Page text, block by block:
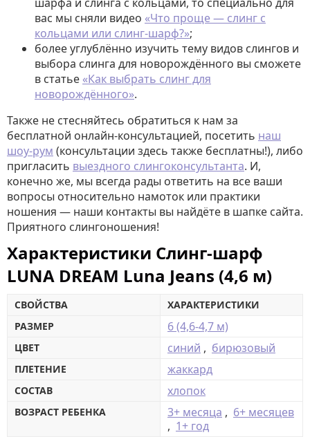
вас мы сняли видео «Что проще — слинг с
кольцами или слинг-шарф?»;
более углублённо изучить тему видов слингов и
выбора слинга для новорождённого вы сможете
в статье «Как выбрать слинг для
новорождённого».
Также не стесняйтесь обратиться к нам за
бесплатной онлайн-консультацией, посетить наш
шоу-рум (консультации здесь также бесплатны!), либо
пригласить выездного слингоконсультанта. И,
конечно же, мы всегда рады ответить на все ваши
вопросы относительно намоток или практики
ношения — наши контакты вы найдёте в шапке сайта.
Приятного слингоношения!
Характеристики Слинг-шарф
LUNA DREAM Luna Jeans (4,6 м)
СВОЙСТВА
ХАРАКТЕРИСТИКИ
РАЗМЕР
6 (4,6-4,7 м)
ЦВЕТ синий , бирюзовый
ПЛЕТЕНИЕ жаккард
СОСТАВ хлопок
ВОЗРАСТ РЕБЕНКА 3+ месяца , 6+ месяцев
, 1+ год